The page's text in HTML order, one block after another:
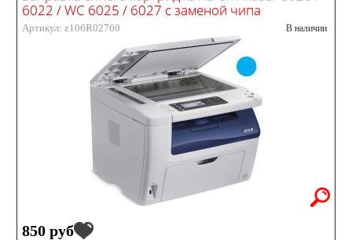
6022 / WC 6025 / 6027 с заменой чипа
Артикул: z106R02760 В наличии
850 руб